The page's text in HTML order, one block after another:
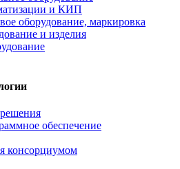
и КИП
оборудование, маркировка
и изделия
обеспечение
консорциумом